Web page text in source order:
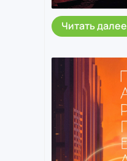
Читать далее